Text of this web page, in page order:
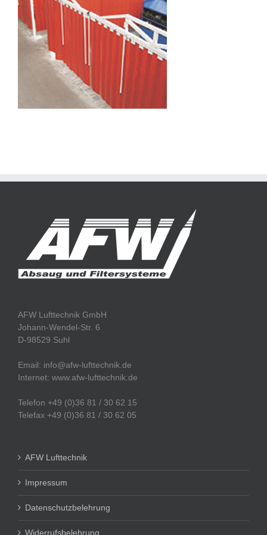
AFW Lufttechnik GmbH
Johann-Wendel-Str. 6
D-98529 Suhl
Email: info@afw-lufttechnik.de
Internet: www.afw-lufttechnik.de
Telefon +49 (0)36 81 / 30 62 15
Telefax +49 (0)36 81 / 30 62 05
AFW Lufttechnik
Impressum
Datenschutzbelehrung
Widerrufsbelehrung